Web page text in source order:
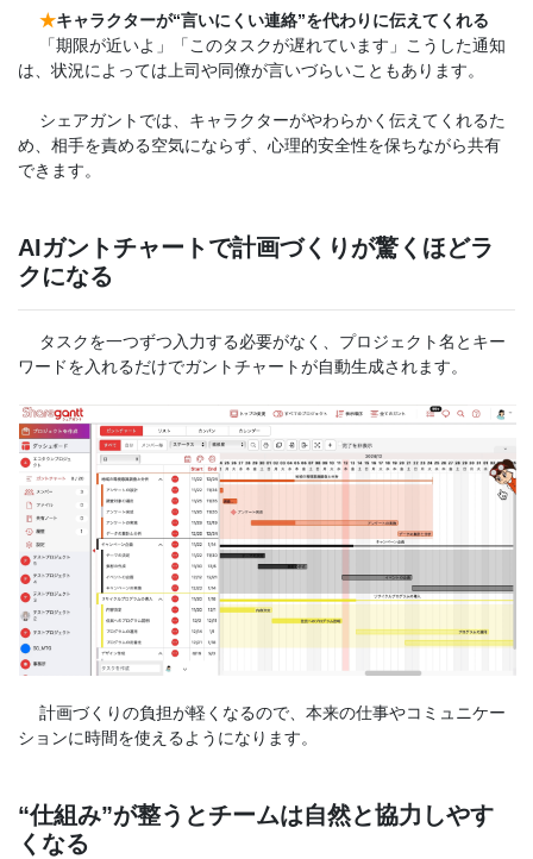
★キャラクターが“言いにくい連絡”を代わりに伝えてくれる
「期限が近いよ」「このタスクが遅れています」こうした通知
は、状況によっては上司や同僚が言いづらいこともあります。
シェアガントでは、キャラクターがやわらかく伝えてくれるた
め、相手を責める空気にならず、心理的安全性を保ちながら共有
できます。
AIガントチャートで計画づくりが驚くほどラ
クになる
タスクを一つずつ入力する必要がなく、プロジェクト名とキー
ワードを入れるだけでガントチャートが自動生成されます。
計画づくりの負担が軽くなるので、本来の仕事やコミュニケー
ションに時間を使えるようになります。
“仕組み”が整うとチームは自然と協力しやす
くなる